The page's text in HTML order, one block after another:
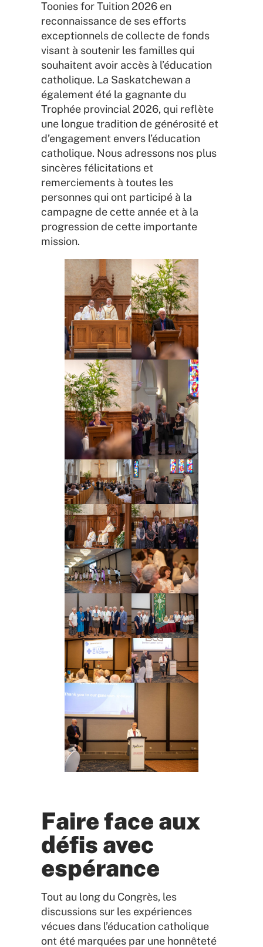
Toonies for Tuition 2026 en
reconnaissance de ses efforts
exceptionnels de collecte de fonds
visant à soutenir les familles qui
souhaitent avoir accès à l’éducation
catholique. La Saskatchewan a
également été la gagnante du
Trophée provincial 2026, qui reflète
une longue tradition de générosité et
d’engagement envers l’éducation
catholique. Nous adressons nos plus
sincères félicitations et
remerciements à toutes les
personnes qui ont participé à la
campagne de cette année et à la
progression de cette importante
mission.
Faire face aux
défis avec
espérance
Tout au long du Congrès, les
discussions sur les expériences
vécues dans l’éducation catholique
ont été marquées par une honnêteté